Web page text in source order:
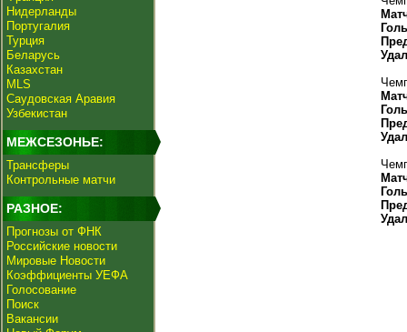
Нидерланды
Португалия
Турция
Беларусь
Казахстан
MLS
Саудовская Аравия
Узбекистан
МЕЖСЕЗОНЬЕ:
Трансферы
Контрольные матчи
РАЗНОЕ:
Прогнозы от ФНК
Российские новости
Мировые Новости
Коэффициенты УЕФА
Голосование
Поиск
Вакансии